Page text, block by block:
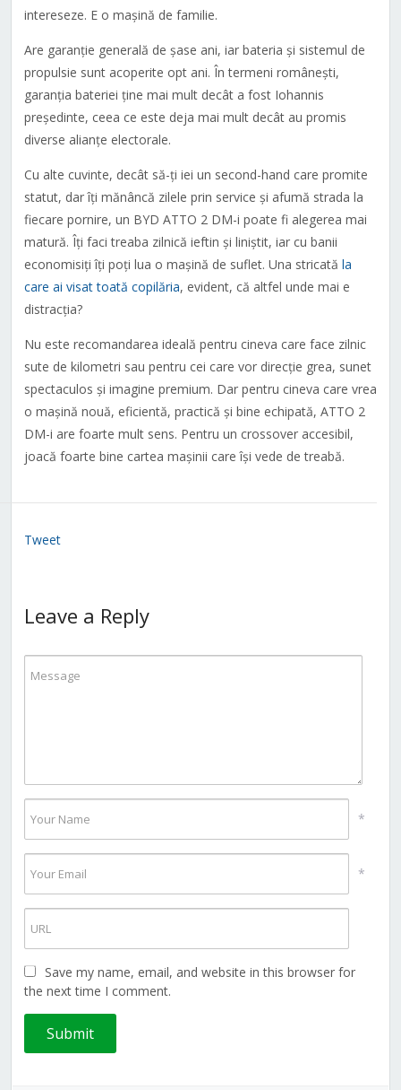
intereseze. E o mașină de familie.
Are garanție generală de șase ani, iar bateria și sistemul de
propulsie sunt acoperite opt ani. În termeni românești,
garanția bateriei ține mai mult decât a fost Iohannis
președinte, ceea ce este deja mai mult decât au promis
diverse alianțe electorale.
Cu alte cuvinte, decât să-ți iei un second-hand care promite
statut, dar îți mănâncă zilele prin service și afumă strada la
fiecare pornire, un BYD ATTO 2 DM-i poate fi alegerea mai
matură. Îți faci treaba zilnică ieftin și liniștit, iar cu banii
economisiți îți poți lua o mașină de suflet. Una stricată la
care ai visat toată copilăria, evident, că altfel unde mai e
distracția?
Nu este recomandarea ideală pentru cineva care face zilnic
sute de kilometri sau pentru cei care vor direcție grea, sunet
spectaculos și imagine premium. Dar pentru cineva care vrea
o mașină nouă, eficientă, practică și bine echipată, ATTO 2
DM-i are foarte mult sens. Pentru un crossover accesibil,
joacă foarte bine cartea mașinii care își vede de treabă.
Tweet
Leave a Reply
*
*
Save my name, email, and website in this browser for
the next time I comment.